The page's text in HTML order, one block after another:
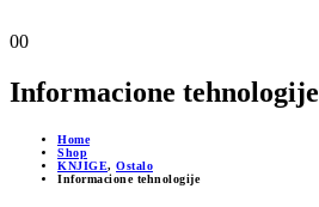
00
Informacione tehnologije
Home
Shop
KNJIGE, Ostalo
Informacione tehnologije